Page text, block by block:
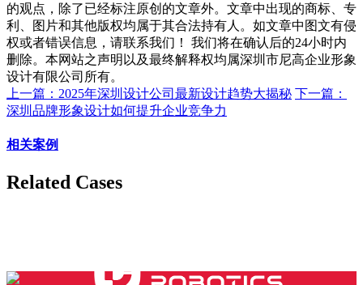
的观点，除了已经标注原创的文章外。文章中出现的商标、专
利、图片和其他版权均属于其合法持有人。如文章中图文有侵
权或者错误信息，请联系我们！ 我们将在确认后的24小时内
删除。本网站之声明以及最终解释权均属深圳市尼高企业形象
设计有限公司所有。
上一篇：2025年深圳设计公司最新设计趋势大揭秘‌ 下一篇：
深圳品牌形象设计如何提升企业竞争力
相关案例
Related Cases